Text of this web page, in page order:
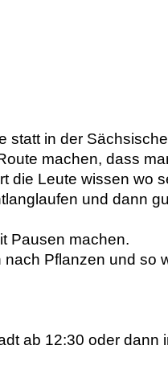
statt in der
machen, dass
die Leute wissen wo
und dann
Pausen machen.
Pflanzen und so
ab 12:30 oder dann